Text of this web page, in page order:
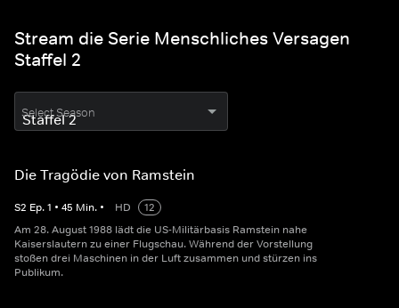
Stream die Serie Menschliches Versagen
Staffel 2
Select Season
Die Tragödie von Ramstein
S2 Ep.1 • 45 Min. • HD
12
Am 28. August 1988 lädt die US-Militärbasis Ramstein nahe
Kaiserslautern zu einer Flugschau. Während der Vorstellung
stoßen drei Maschinen in der Luft zusammen und stürzen ins
Publikum.